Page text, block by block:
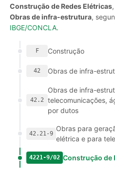
Construção de Redes Elétricas
Obras de infra-estrutura,
IBGE/CONCLA.
F Construção
42 Obras de infra-
42.2
Obras de infra-
telecomunicações,
por dutos
42.21-9
Obras para
elétrica e para
4221-9/02 Construção de